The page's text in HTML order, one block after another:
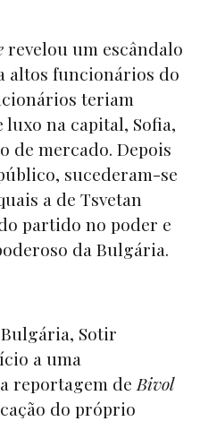
revelou um escândalo
altos funcionários do
teriam
na capital, Sofia,
de mercado. Depois
sucederam-se
a de Tsvetan
partido no poder e
da Bulgária.
Sotir
a uma
reportagem deBivol
do próprio